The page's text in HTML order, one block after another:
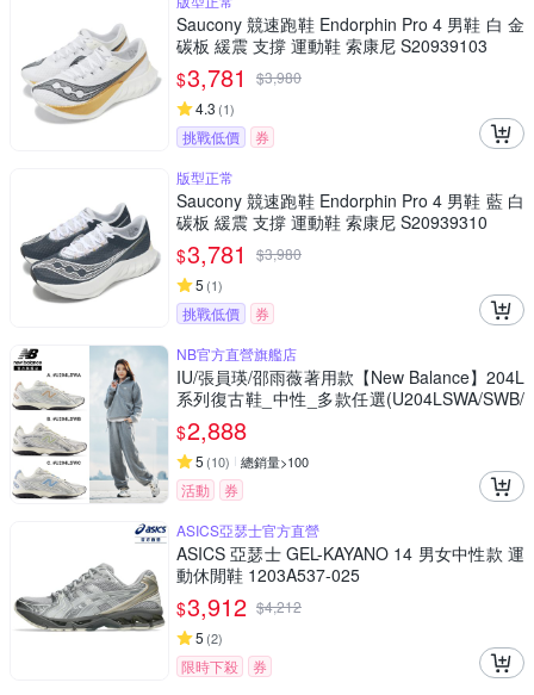
Saucony 競速跑鞋 Endorphin Pro 4 男鞋 白 金
碳板 緩震 支撐 運動鞋 索康尼 S20939103
$3,781 $3,980
4.3 (1)
挑戰低價
券
版型正常
Saucony 競速跑鞋 Endorphin Pro 4 男鞋 藍 白
碳板 緩震 支撐 運動鞋 索康尼 S20939310
$3,781 $3,980
5 (1)
挑戰低價
券
NB官方直營旗艦店
IU/張員瑛/邵雨薇著用款【New Balance】204L
系列復古鞋_中性_多款任選(U204LSWA/SWB/
SWC)
$2,888
5 (10) 總銷量>100
活動
券
ASICS亞瑟士官方直營
ASICS 亞瑟士 GEL-KAYANO 14 男女中性款 運
動休閒鞋 1203A537-025
$3,912 $4,212
5 (2)
限時下殺
券